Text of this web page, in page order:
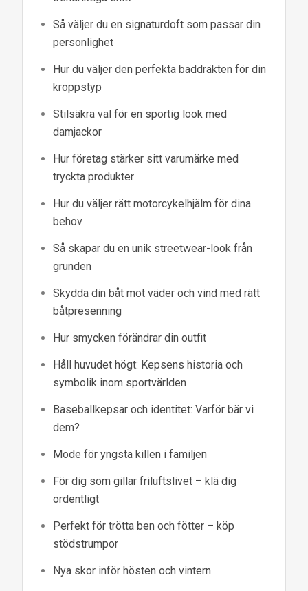
Så väljer du en signaturdoft som passar din
personlighet
Hur du väljer den perfekta baddräkten för din
kroppstyp
Stilsäkra val för en sportig look med
damjackor
Hur företag stärker sitt varumärke med
tryckta produkter
Hur du väljer rätt motorcykelhjälm för dina
behov
Så skapar du en unik streetwear-look från
grunden
Skydda din båt mot väder och vind med rätt
båtpresenning
Hur smycken förändrar din outfit
Håll huvudet högt: Kepsens historia och
symbolik inom sportvärlden
Baseballkepsar och identitet: Varför bär vi
dem?
Mode för yngsta killen i familjen
För dig som gillar friluftslivet – klä dig
ordentligt
Perfekt för trötta ben och fötter – köp
stödstrumpor
Nya skor inför hösten och vintern